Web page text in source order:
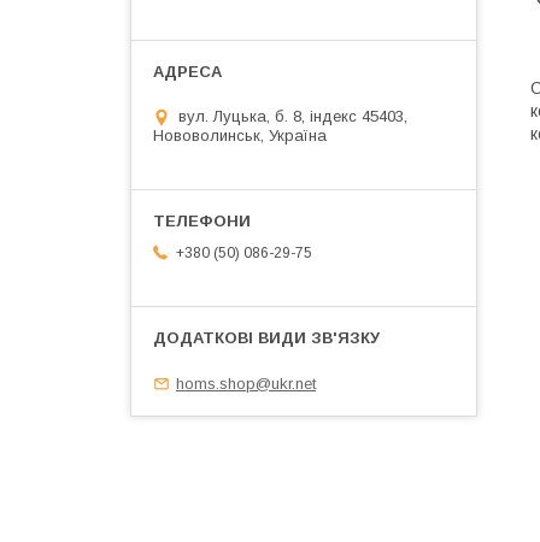
вул. Луцька, б. 8, індекс 45403,
Нововолинськ, Україна
+380 (50) 086-29-75
homs.shop@ukr.net